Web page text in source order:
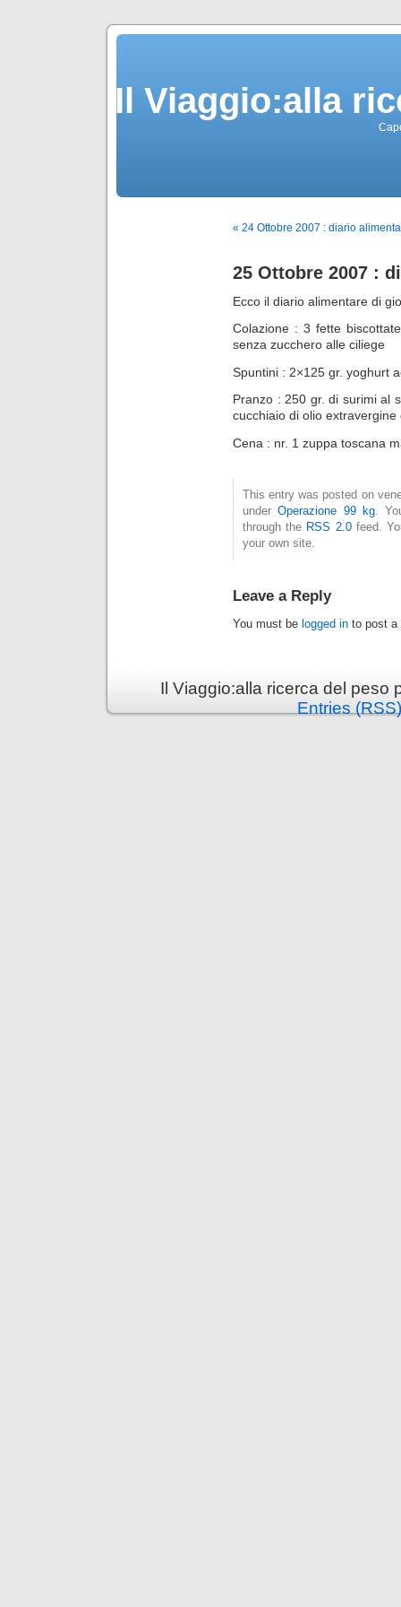
Il Viaggio:alla
« 24 Ottobre 2007 : diario
25 Ottobre 2007 :
Ecco il diario alimentare di
Colazione : 3 fette
senza zucchero alle ciliege
Spuntini : 2×125 gr. yoghurt
Pranzo : 250 gr. di surimi al
cucchiaio di olio
Cena : nr. 1 zuppa toscana
This entry was posted on
underOperazione 99 kg .
through the RSS 2.0feed.
your own site.
Leave a Reply
You must be logged in to post a
Il Viaggio:alla ricerca del
Entries (RSS)